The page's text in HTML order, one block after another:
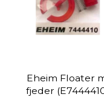
Eheim Floater
fjeder